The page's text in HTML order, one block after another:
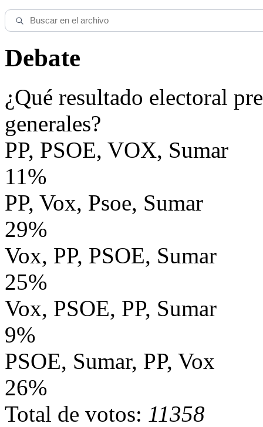
Debate
¿Qué resultado electoral
generales?
PP, PSOE, VOX, Sumar
11%
PP, Vox, Psoe, Sumar
29%
Vox, PP, PSOE, Sumar
25%
Vox, PSOE, PP, Sumar
9%
PSOE, Sumar, PP, Vox
26%
Total de votos: 11358